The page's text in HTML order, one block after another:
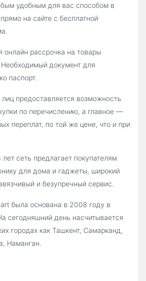
удобным для вас способом в
на сайте с бесплатной
онлайн рассрочка на товары
Необходимый документ для
паспорт.
предоставляется возможность
по перечислению, а главное —
переплат, по той же цене, что и при
сеть предлагает покупателям
для дома и гаджеты, широкий
и безупречный сервис.
была основана в 2008 году в
сегодняшний день насчитывается
городах как Ташкент, Самарканд,
Наманган.